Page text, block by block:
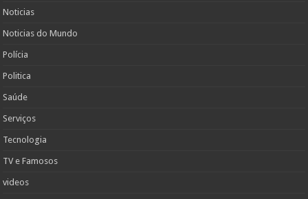
Noticias
Noticias do Mundo
Polícia
Politica
Saúde
Serviços
Tecnologia
TV e Famosos
videos